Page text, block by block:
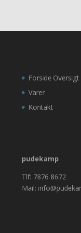
Forside
Varer
Kontakt
pudekamp
Tlf: 7876 8672
Mail: